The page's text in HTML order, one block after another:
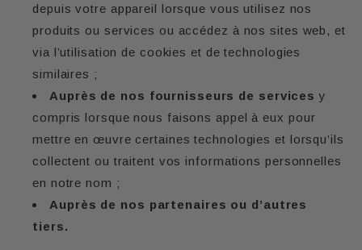
depuis votre appareil lorsque vous utilisez nos
produits ou services ou accédez à nos sites web, et
via l’utilisation de cookies et de technologies
similaires ;
Auprès de nos fournisseurs de services y
compris lorsque nous faisons appel à eux pour
mettre en œuvre certaines technologies et lorsqu’ils
collectent ou traitent vos informations personnelles
en notre nom ;
Auprès de nos partenaires ou d’autres
tiers.